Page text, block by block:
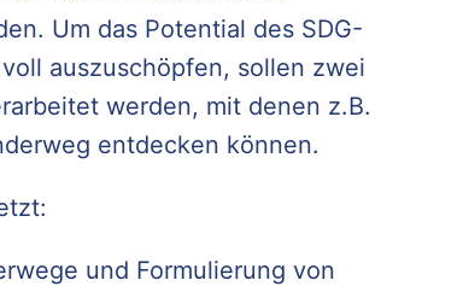
Um das Potential des SDG-
auszuschöpfen, sollen zwei
werden, mit denen z.B.
entdecken können.
und Formulierung von